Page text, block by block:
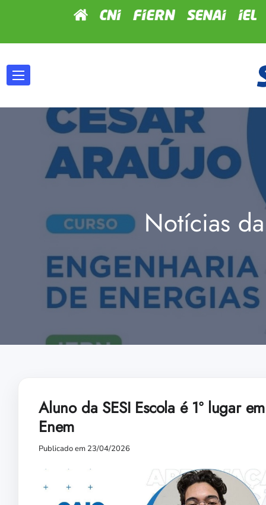
Notícias
Aluno da SESI Escola é 1º lugar
Enem
Publicado em 23/04/2026